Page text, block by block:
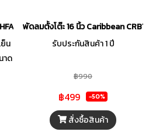
816AD คละสี
น
าด
พัดลมตั้งโต๊ะ 16 นิ้ว Caribbean
รับประกันสินค้า 1 ปี
฿990
฿499 -50%
สั่งซื้อสินค้า